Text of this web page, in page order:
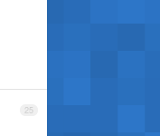
25